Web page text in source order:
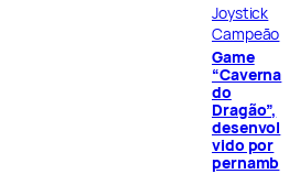
Joystick
Campeão
Game
“Caverna
do
Dragão”,
desenvol
vido por
pernamb